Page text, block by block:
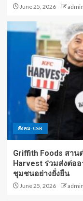
June 25, 2026 admin
สังคม-CSR
Griffith Foods สาน
Harvest ร่วมส่งต่อ
ชุมชนอย่างยั่งยืน
June 25, 2026 admin